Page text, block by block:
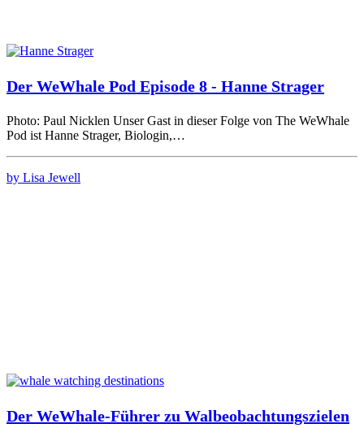
Der WeWhale Pod Episode 8 - Hanne Strager
Photo: Paul Nicklen Unser Gast in dieser Folge von The WeWhale
Pod ist Hanne Strager, Biologin,…
by Lisa Jewell
Der WeWhale-Führer zu Walbeobachtungszielen